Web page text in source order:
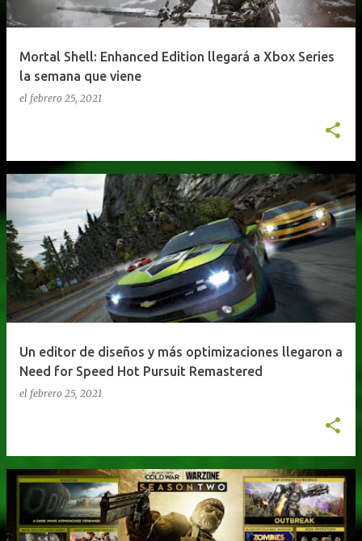
Mortal Shell: Enhanced Edition llegará a Xbox Series
la semana que viene
el febrero 25, 2021
Un editor de diseños y más optimizaciones llegaron a
Need for Speed Hot Pursuit Remastered
el febrero 25, 2021